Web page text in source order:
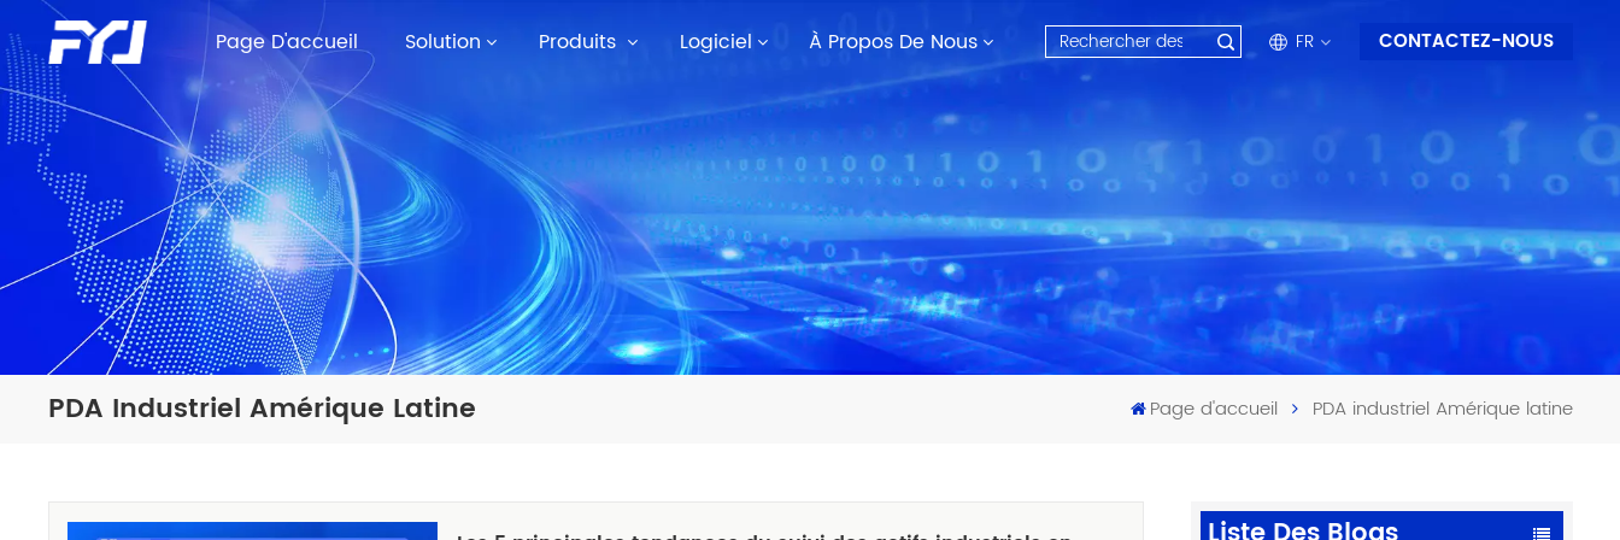
Page D'accueil Solution Produits Logiciel À Propos De Nous FR
en
ru
es
ar
CONTACTEZ-NOUS
PDA Industriel Amérique Latine Page d'accueil PDA industriel Amérique latine